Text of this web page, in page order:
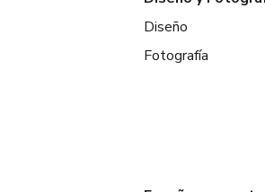
Diseño
Fotografía